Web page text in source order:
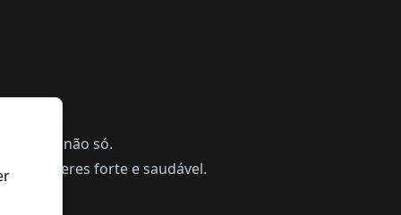
mas não só.
te manteres forte e saudável.